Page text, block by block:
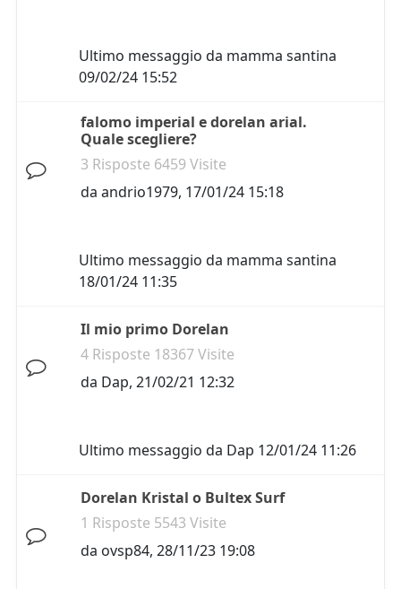
Ultimo messaggio da mamma santina
09/02/24 15:52
falomo imperial e dorelan arial.
Quale scegliere?
3 Risposte 6459 Visite
da andrio1979, 17/01/24 15:18
Ultimo messaggio da mamma santina
18/01/24 11:35
Il mio primo Dorelan
4 Risposte 18367 Visite
da Dap, 21/02/21 12:32
Ultimo messaggio da Dap 12/01/24 11:26
Dorelan Kristal o Bultex Surf
1 Risposte 5543 Visite
da ovsp84, 28/11/23 19:08